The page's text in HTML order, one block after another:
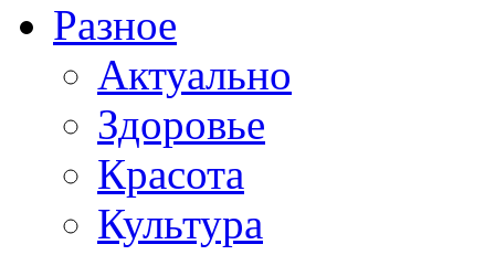
Разное
Актуально
Здоровье
Красота
Культура